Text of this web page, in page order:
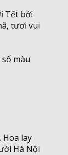
Tết bởi
tươi vui
màu
Hoa lay
Hà Nội